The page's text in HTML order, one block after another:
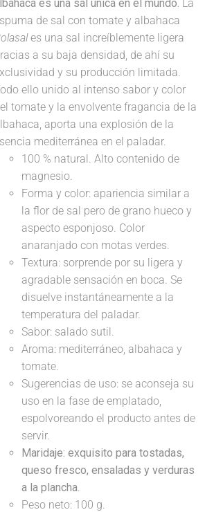
es una sal única en el mundo. La
de sal con tomate y albahaca
es una sal increíblemente ligera
a su baja densidad, de ahí su
y su producción limitada.
ello unido al intenso sabor y color
tomate y la envolvente fragancia de la
aporta una explosión de la
mediterránea en el paladar.
100 % natural. Alto contenido de
magnesio.
Forma y color: apariencia similar a
la flor de sal pero de grano hueco y
aspecto esponjoso. Color
anaranjado con motas verdes.
Textura: sorprende por su ligera y
agradable sensación en boca. Se
disuelve instantáneamente a la
temperatura del paladar.
Sabor: salado sutil.
Aroma: mediterráneo, albahaca y
tomate.
Sugerencias de uso: se aconseja su
uso en la fase de emplatado,
espolvoreando el producto antes de
servir.
Maridaje: exquisito para tostadas,
queso fresco, ensaladas y verduras
a la plancha.
Peso neto: 100 g.